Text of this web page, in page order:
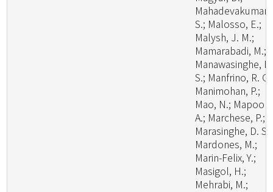
Mahadevakumar,
S.; Malosso, E.;
Malysh, J. M.;
Mamarabadi, M.;
Manawasinghe, I.
S.; Manfrino, R.
Manimohan, P.;
Mao, N.; Mapook,
A.; Marchese, P.;
Marasinghe, D. S.;
Mardones, M.;
Marin-Felix, Y.;
Masigol, H.;
Mehrabi, M.;